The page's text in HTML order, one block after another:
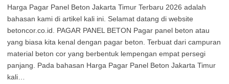
Harga Pagar Panel Beton Jakarta Timur Terbaru 2026 adalah
bahasan kami di artikel kali ini. Selamat datang di website
betoncor.co.id. PAGAR PANEL BETON Pagar panel beton atau
yang biasa kita kenal dengan pagar beton. Terbuat dari campuran
material beton cor yang berbentuk lempengan empat persegi
panjang. Pada bahasan Harga Pagar Panel Beton Jakarta Timur
kali…